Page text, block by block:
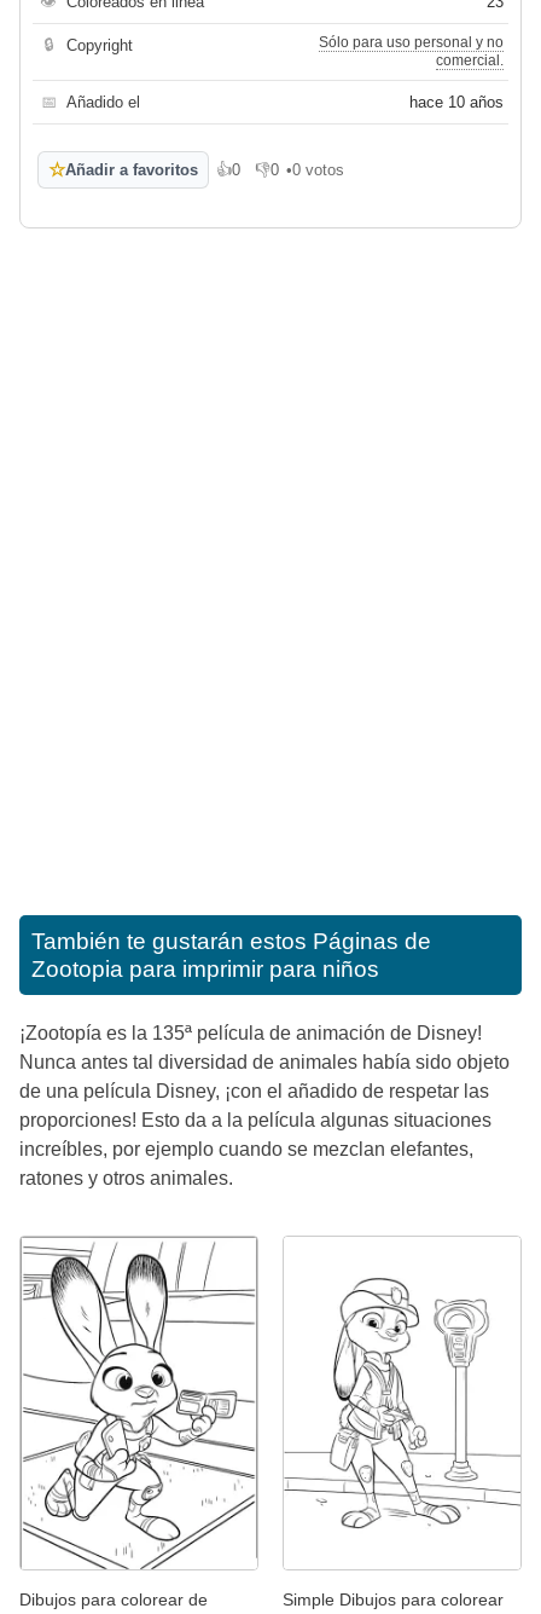
🔒 Copyright
Sólo para uso personal y no
comercial.
📅 Añadido el hace 10 años
☆Añadir a favoritos 👍0
Me gusta
👎0
No me gusta
•0 votos
También te gustarán estos Páginas de
Zootopia para imprimir para niños
¡Zootopía es la 135ª película de animación de Disney!
Nunca antes tal diversidad de animales había sido objeto
de una película Disney, ¡con el añadido de respetar las
proporciones! Esto da a la película algunas situaciones
increíbles, por ejemplo cuando se mezclan elefantes,
ratones y otros animales.
Dibujos para colorear de
Simple Dibujos para colorear